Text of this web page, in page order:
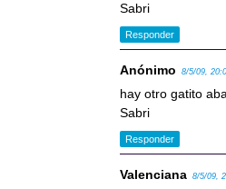
Sabri
Responder
Anónimo 8/5/09,
hay otro gatito
Sabri
Responder
Valenciana 8/5/09,